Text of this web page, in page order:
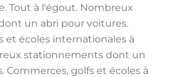
Tout à l'égout. Nombreux
un abri pour voitures.
et écoles internationales à
stationnements dont un
Commerces, golfs et écoles à